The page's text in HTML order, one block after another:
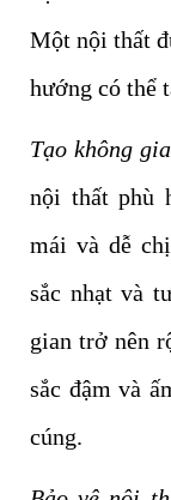
Một nội thất
hướng có thể
Tạo không
nội thất phù
mái và dễ
sắc nhạt và
gian trở nên
sắc đậm và
cúng.